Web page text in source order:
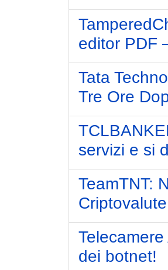
editor PDF
Tata
Tre Ore
servizi e si
TeamTNT:
Criptovalute
dei botnet!